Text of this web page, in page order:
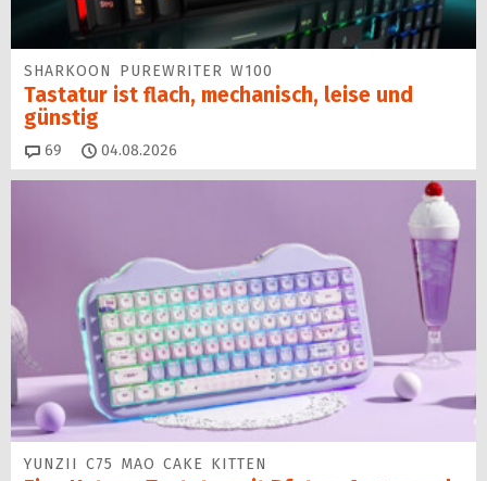
SHARKOON PUREWRITER W100
Tastatur ist flach, mechanisch, leise und
günstig
69 Kommentare
04.08.2026
YUNZII C75 MAO CAKE KITTEN